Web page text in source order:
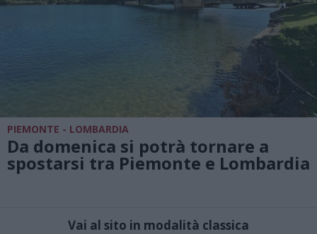
PIEMONTE - LOMBARDIA
Da domenica si potrà tornare a
spostarsi tra Piemonte e Lombardia
Vai al sito in modalità classica